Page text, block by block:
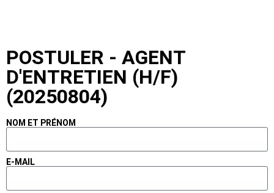
POSTULER - AGENT
D'ENTRETIEN (H/F)
(20250804)
NOM ET PRÉNOM
E-MAIL